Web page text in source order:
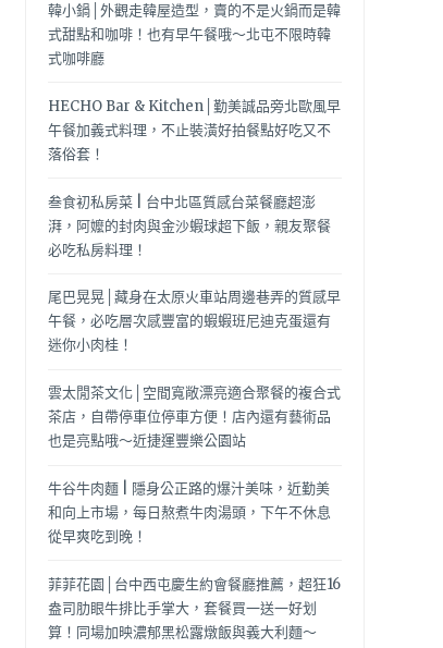
韓小鍋│外觀走韓屋造型，賣的不是火鍋而是韓
式甜點和咖啡！也有早午餐哦～北屯不限時韓
式咖啡廳
HECHO Bar & Kitchen│勤美誠品旁北歐風早
午餐加義式料理，不止裝潢好拍餐點好吃又不
落俗套！
叁食初私房菜 | 台中北區質感台菜餐廳超澎
湃，阿嬤的封肉與金沙蝦球超下飯，親友聚餐
必吃私房料理！
尾巴晃晃│藏身在太原火車站周邊巷弄的質感早
午餐，必吃層次感豐富的蝦蝦班尼迪克蛋還有
迷你小肉桂！
雲太閒茶文化│空間寬敞漂亮適合聚餐的複合式
茶店，自帶停車位停車方便！店內還有藝術品
也是亮點哦～近捷運豐樂公園站
牛谷牛肉麵 | 隱身公正路的爆汁美味，近勤美
和向上市場，每日熬煮牛肉湯頭，下午不休息
從早爽吃到晚！
菲菲花園│台中西屯慶生約會餐廳推薦，超狂16
盎司肋眼牛排比手掌大，套餐買一送一好划
算！同場加映濃郁黑松露燉飯與義大利麵～